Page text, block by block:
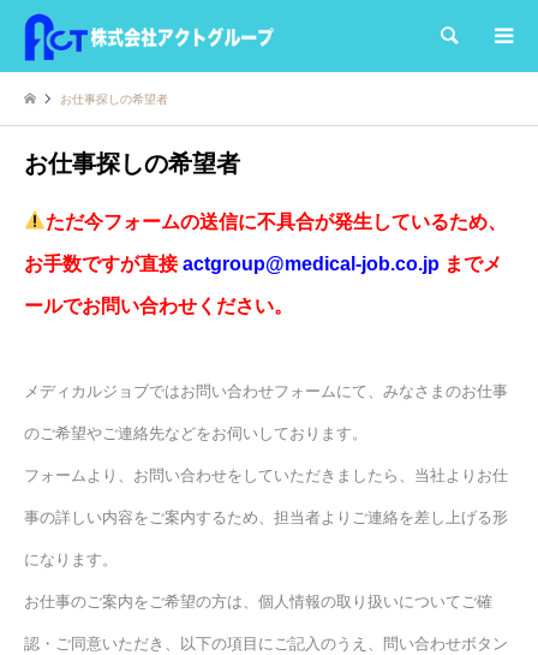
検索
お仕事探しの希望者
お仕事探しの希望者
ただ今フォームの送信に不具合が発生しているため、
お手数ですが直接actgroup@medical-job.co.jp までメ
ールでお問い合わせください。
メディカルジョブではお問い合わせフォームにて、みなさまのお仕事
のご希望やご連絡先などをお伺いしております。
フォームより、お問い合わせをしていただきましたら、当社よりお仕
事の詳しい内容をご案内するため、担当者よりご連絡を差し上げる形
になります。
お仕事のご案内をご希望の方は、個人情報の取り扱いについてご確
認・ご同意いただき、以下の項目にご記入のうえ、問い合わせボタン